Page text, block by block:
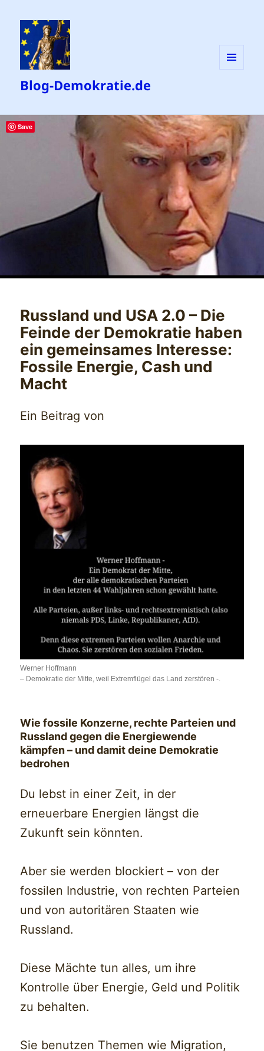
Blog-Demokratie.de
Russland und USA 2.0 – Die
Feinde der Demokratie haben
ein gemeinsames Interesse:
Fossile Energie, Cash und
Macht
Ein Beitrag von
Werner Hoffmann
– Demokratie der Mitte, weil Extremflügel das Land zerstören -.
Wie fossile Konzerne, rechte Parteien und
Russland gegen die Energiewende
kämpfen – und damit deine Demokratie
bedrohen
Du lebst in einer Zeit, in der
erneuerbare Energien längst die
Zukunft sein könnten.
Aber sie werden blockiert – von der
fossilen Industrie, von rechten Parteien
und von autoritären Staaten wie
Russland.
Diese Mächte tun alles, um ihre
Kontrolle über Energie, Geld und Politik
zu behalten.
Sie benutzen Themen wie Migration,
Save